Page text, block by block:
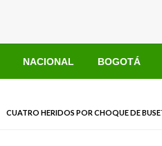
NACIONAL BOGOTÁ
CUATRO HERIDOS POR CHOQUE DE